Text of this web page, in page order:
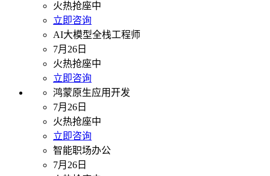
火热抢座中
立即咨询
AI大模型全栈工程师
7月26日
火热抢座中
立即咨询
鸿蒙原生应用开发
7月26日
火热抢座中
立即咨询
智能职场办公
7月26日